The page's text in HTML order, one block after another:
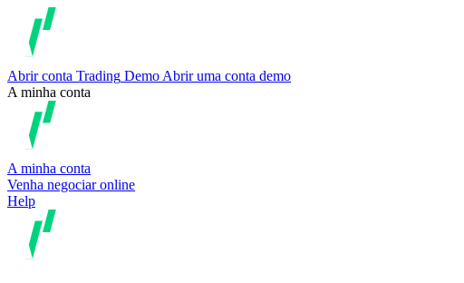
Abrir conta Trading Demo Abrir uma conta demo
A minha conta
A minha conta
Venha negociar online
Help